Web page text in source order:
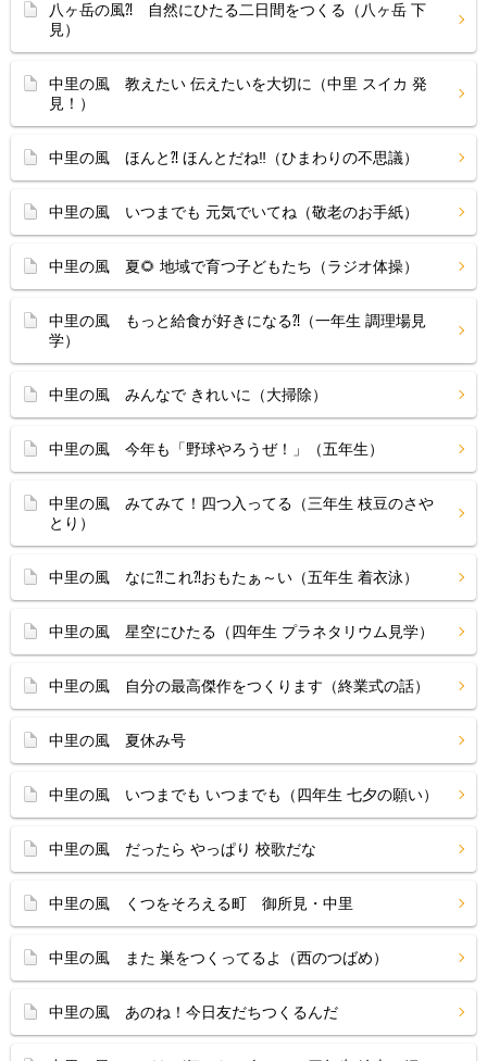
八ヶ岳の風⁈ 自然にひたる二日間をつくる（八ヶ岳 下
見）
中里の風 教えたい 伝えたいを大切に（中里 スイカ 発
見！）
中里の風 ほんと⁈ ほんとだね‼（ひまわりの不思議）
中里の風 いつまでも 元気でいてね（敬老のお手紙）
中里の風 夏🌻 地域で育つ子どもたち（ラジオ体操）
中里の風 もっと給食が好きになる⁈（一年生 調理場見
学）
中里の風 みんなで きれいに（大掃除）
中里の風 今年も「野球やろうぜ！」（五年生）
中里の風 みてみて！四つ入ってる（三年生 枝豆のさや
とり）
中里の風 なに⁈これ⁈おもたぁ～い（五年生 着衣泳）
中里の風 星空にひたる（四年生 プラネタリウム見学）
中里の風 自分の最高傑作をつくります（終業式の話）
中里の風 夏休み号
中里の風 いつまでも いつまでも（四年生 七夕の願い）
中里の風 だったら やっぱり 校歌だな
中里の風 くつをそろえる町 御所見・中里
中里の風 また 巣をつくってるよ（西のつばめ）
中里の風 あのね！今日友だちつくるんだ